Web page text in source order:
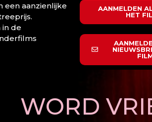
een aanzienlijke
in de
AANMELDEN
HET
WORD